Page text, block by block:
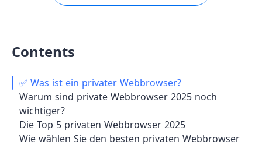
Contents
✅ Was ist ein privater Webbrowser?
Warum sind private Webbrowser 2025 noch
wichtiger?
Die Top 5 privaten Webbrowser 2025
Wie wählen Sie den besten privaten Webbrowser